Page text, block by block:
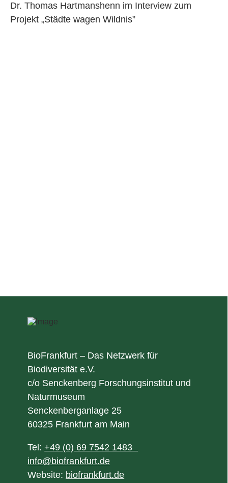
Dr. Thomas Hartmanshenn im Interview zum
Projekt „Städte wagen Wildnis”
BioFrankfurt – Das Netzwerk für
Biodiversität e.V.
c/o Senckenberg Forschungsinstitut und
Naturmuseum
Senckenberganlage 25
60325 Frankfurt am Main
Tel:+49 (0) 69 7542 1483
info@biofrankfurt.de
Website: biofrankfurt.de